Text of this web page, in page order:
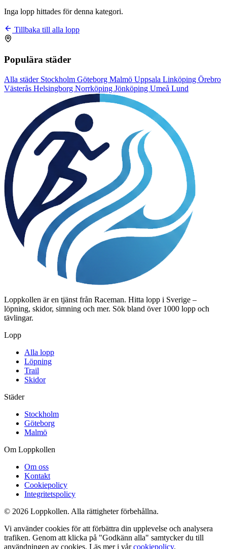
Inga lopp hittades för denna kategori.
Tillbaka till alla lopp
Populära städer
Alla städer Stockholm Göteborg Malmö Uppsala Linköping Örebro
Västerås Helsingborg Norrköping Jönköping Umeå Lund
Loppkollen är en tjänst från Raceman. Hitta lopp i Sverige –
löpning, skidor, simning och mer. Sök bland över 1000 lopp och
tävlingar.
Lopp
Alla lopp
Löpning
Trail
Skidor
Städer
Stockholm
Göteborg
Malmö
Om Loppkollen
Om oss
Kontakt
Cookiepolicy
Integritetspolicy
© 2026 Loppkollen. Alla rättigheter förbehållna.
Vi använder cookies för att förbättra din upplevelse och analysera
trafiken. Genom att klicka på "Godkänn alla" samtycker du till
användningen av cookies. Läs mer i vårcookiepolicy.